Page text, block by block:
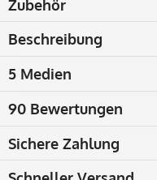
Zubehör
Beschreibung
5 Medien
90 Bewertungen
Sichere Zahlung